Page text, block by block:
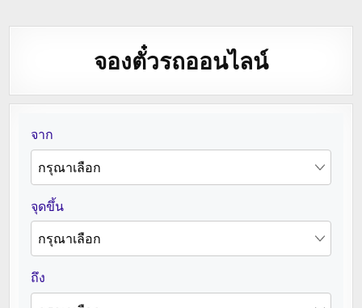
จองตั๋วรถออนไลน์